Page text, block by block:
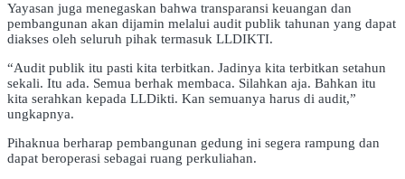
Yayasan juga menegaskan bahwa transparansi keuangan dan
pembangunan akan dijamin melalui audit publik tahunan yang dapat
diakses oleh seluruh pihak termasuk LLDIKTI.
“Audit publik itu pasti kita terbitkan. Jadinya kita terbitkan setahun
sekali. Itu ada. Semua berhak membaca. Silahkan aja. Bahkan itu
kita serahkan kepada LLDikti. Kan semuanya harus di audit,”
ungkapnya.
Pihaknua berharap pembangunan gedung ini segera rampung dan
dapat beroperasi sebagai ruang perkuliahan.